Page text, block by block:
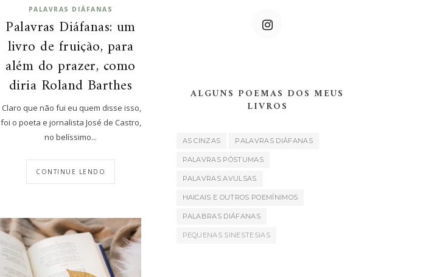
PALAVRAS DIÁFANAS
Palavras Diáfanas: um
livro de fruição, para
além do prazer, como
diria Roland Barthes
Claro que não fui eu quem disse isso,
foi o poeta e jornalista José de Castro,
no belíssimo...
CONTINUE LENDO
ALGUNS POEMAS DOS MEUS
LIVROS
AS CINZAS PALAVRAS DIÁFANAS
PALAVRAS PÓSTUMAS
PALAVRAS AVULSAS
HAICAIS E OUTROS POEMÍNIMOS
PALABRAS DIÁFANAS
PEQUENAS SINESTESIAS